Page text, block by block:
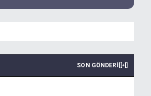
SON GÖNDERI [[+]]